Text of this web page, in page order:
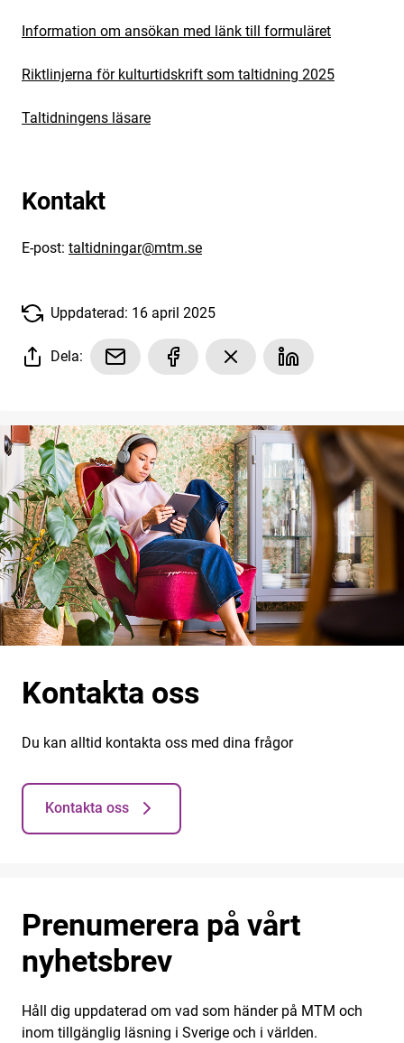
Information om ansökan med länk till formuläret
Riktlinjerna för kulturtidskrift som taltidning 2025
Taltidningens läsare
Kontakt
E-post: taltidningar@mtm.se
Uppdaterad: 16 april 2025
Dela:
Kontakta oss
Du kan alltid kontakta oss med dina frågor
Kontakta oss
Prenumerera på vårt
nyhetsbrev
Håll dig uppdaterad om vad som händer på MTM och
inom tillgänglig läsning i Sverige och i världen.